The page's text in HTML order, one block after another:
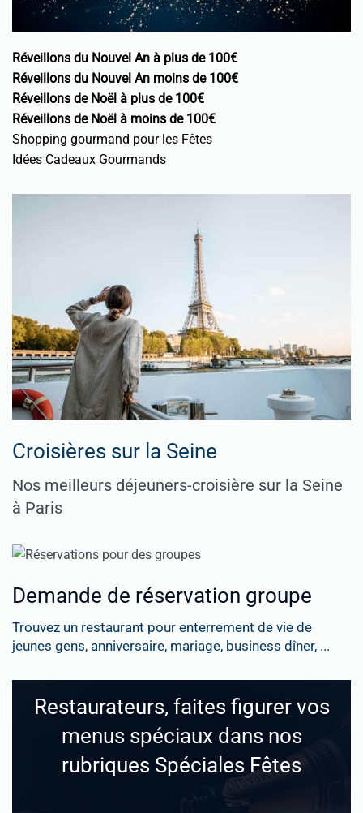
Réveillons du Nouvel An à plus de 100€
Réveillons du Nouvel An moins de 100€
Réveillons de Noël à plus de 100€
Réveillons de Noël à moins de 100€
Shopping gourmand pour les Fêtes
Idées Cadeaux Gourmands
Croisières sur la Seine
Nos meilleurs déjeuners-croisière sur la Seine
à Paris
Demande de réservation groupe
Trouvez un restaurant pour enterrement de vie de
jeunes gens, anniversaire, mariage, business dîner, ...
Restaurateurs, faites figurer vos
menus spéciaux dans nos
rubriques Spéciales Fêtes